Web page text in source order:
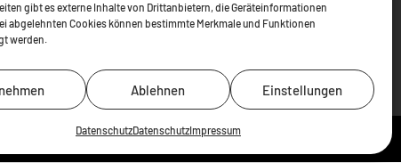
gibt es externe Inhalte von Drittanbietern, die Geräteinformationen
abgelehnten Cookies können bestimmte Merkmale und Funktionen
werden.
Ablehnen Einstellungen
DatenschutzDatenschutzImpressum
Kontakt
Kontakt Impressum